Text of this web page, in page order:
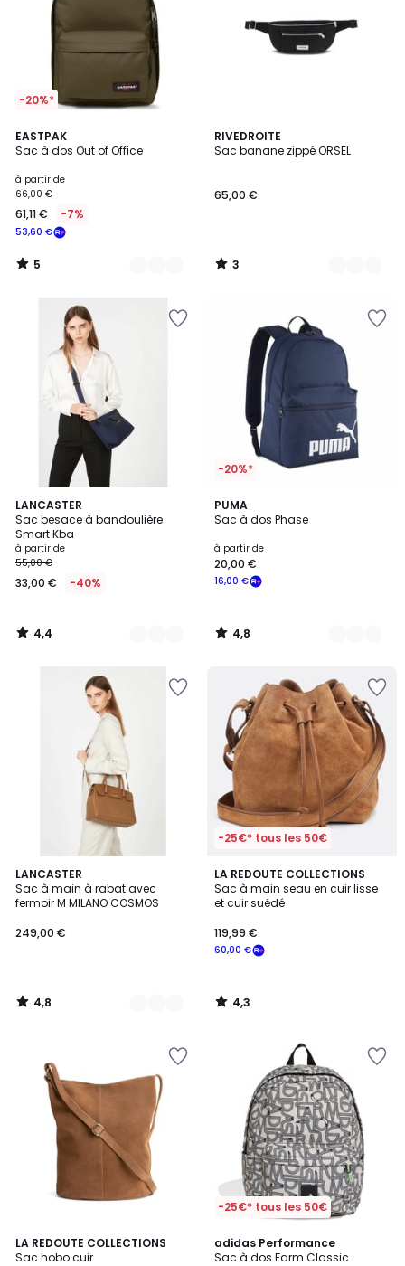
-20%*
EASTPAK
Sac à dos Out of Office
à partir de
53,60 €
66,00 €
61,11 € -7%
5
/
5
Couleurs
5
/
RIVEDROITE
Sac banane zippé ORSEL
65,00 €
3
/
5
Couleurs
3
/
LANCASTER
Sac besace à bandoulière
Smart Kba
à partir de
55,00 €
33,00 € -40%
4,4
/ 5
8
Couleurs
4,4
/
-20%*
PUMA
Sac à dos Phase
à partir de
16,00 €
20,00 €
4,8
/ 5
2
Couleurs
4,8
/
LANCASTER
Sac à main à rabat avec
fermoir M MILANO COSMOS
249,00 €
4,8
/ 5
9
Couleurs
4,8
/
-25€* tous les 50€
LA REDOUTE COLLECTIONS
Sac à main seau en cuir lisse
et cuir suédé
60,00 €
119,99 €
4,3
/ 5
4,3
/
LA REDOUTE COLLECTIONS
Sac hobo cuir
4,7
/ 5
-25€* tous les 50€
adidas Performance
Sac à dos Farm Classic
5
/